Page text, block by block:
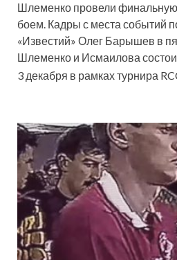
Шлеменко провели финальную
боем. Кадры с места событий
«Известий» Олег Барышев в
Шлеменко и Исмаилова
3 декабря в рамках турнира